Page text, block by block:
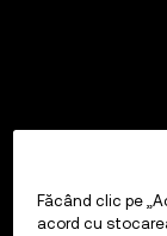
Făcând clic pe
acord cu